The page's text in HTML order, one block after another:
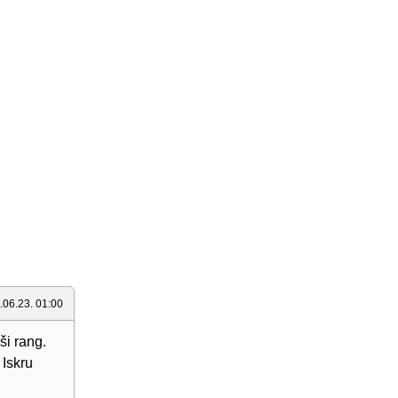
01:00
rang.